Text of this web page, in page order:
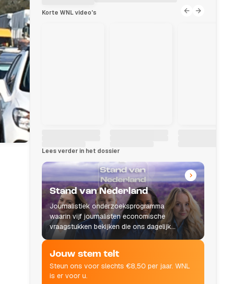
Korte WNL video's
Lees verder in het dossier
Stand van Nederland
Journalistiek onderzoeksprogramma
waarin vijf journalisten economische
vraagstukken bekijken die ons dagelijks
leven raken.
Jouw stem telt
Steun ons voor slechts €8,50 per jaar. WNL
is er voor u.